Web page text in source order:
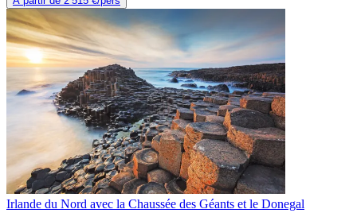
Irlande du Nord avec la Chaussée des Géants et le Donegal